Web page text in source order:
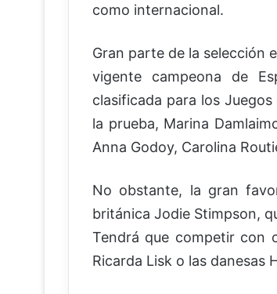
como internacional.
Gran parte de la selección
vigente campeona de
clasificada para los
la prueba, Marina
Anna Godoy, Carolina
No obstante, la gran
británica Jodie Stimpson,
Tendrá que competir con
Ricarda Lisk o las danesas